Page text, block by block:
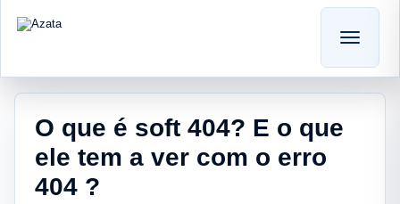
O que é soft 404? E o que
ele tem a ver com o erro
404 ?